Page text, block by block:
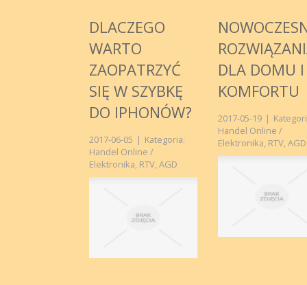
DLACZEGO
WARTO
ZAOPATRZYĆ
SIĘ W SZYBKĘ
DO IPHONÓW?
2017-06-05 | Kategoria:
Handel Online /
Elektronika, RTV, AGD
DLA DOMU I
KOMFORTU
2017-05-19 |
Handel Online /
Elektronika, RTV, AGD